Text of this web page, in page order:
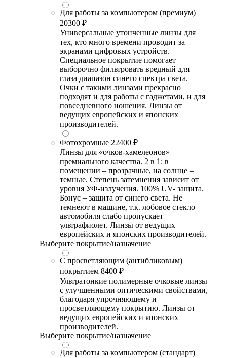
Для работы за компьютером (премиум)
20300 ₽
Универсальные утонченные линзы для
тех, кто много времени проводит за
экранами цифровых устройств.
Специальное покрытие помогает
выборочно фильтровать вредный для
глаза диапазон синего спектра света.
Очки с такими линзами прекрасно
подходят и для работы с гаджетами, и для
повседневного ношения. Линзы от
ведущих европейских и японских
производителей.
Фотохромные 22400 ₽
Линзы для «очков-хамелеонов»
премиального качества. 2 в 1: в
помещении – прозрачные, на солнце –
темные. Степень затемнения зависит от
уровня УФ-излучения. 100% UV- защита.
Бонус – защита от синего света. Не
темнеют в машине, т.к. лобовое стекло
автомобиля слабо пропускает
ультрафиолет. Линзы от ведущих
европейских и японских производителей.
Выберите покрытие/назначение
С просветляющим (антибликовым)
покрытием 8400 ₽
Ультратонкие полимерные очковые линзы
с улучшенными оптическими свойствами,
благодаря упрочняющему и
просветляющему покрытию. Линзы от
ведущих европейских и японских
производителей.
Выберите покрытие/назначение
Для работы за компьютером (стандарт)